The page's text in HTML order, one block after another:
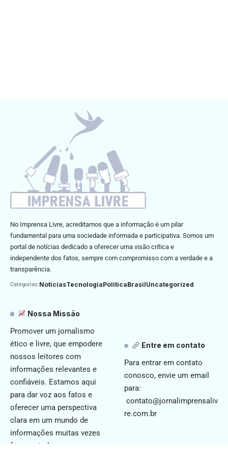
No Imprensa Livre, acreditamos que a informação é um pilar
fundamental para uma sociedade informada e participativa. Somos um
portal de notícias dedicado a oferecer uma visão crítica e
independente dos fatos, sempre com compromisso com a verdade e a
transparência.
Categorias:NoticiasTecnologiaPoliticaBrasilUncategorized
Nossa Missão
Promover um jornalismo
ético e livre, que empodere
nossos leitores com
informações relevantes e
confiáveis. Estamos aqui
para dar voz aos fatos e
oferecer uma perspectiva
clara em um mundo de
informações muitas vezes
fragmentadas.
Entre em contato
Para entrar em contato
conosco, envie um email
para:
contato@jornalimprensaliv
re.com.br